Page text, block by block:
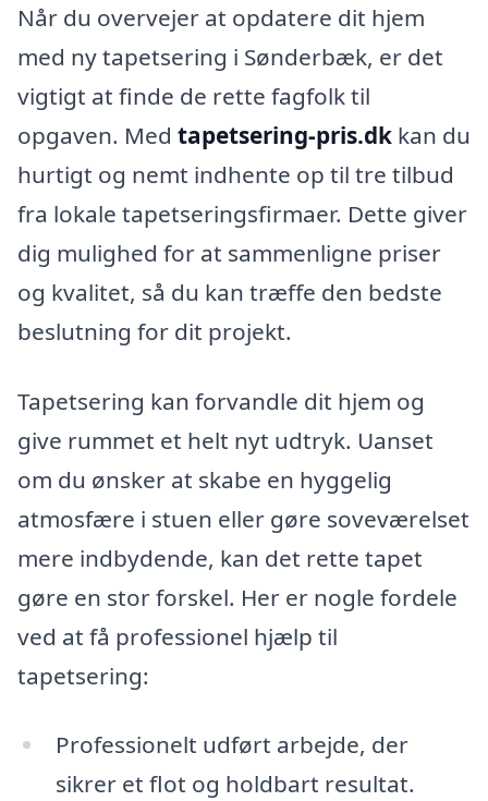
Når du overvejer at opdatere dit hjem
med ny tapetsering i Sønderbæk, er det
vigtigt at finde de rette fagfolk til
opgaven. Med tapetsering-pris.dk kan du
hurtigt og nemt indhente op til tre tilbud
fra lokale tapetseringsfirmaer. Dette giver
dig mulighed for at sammenligne priser
og kvalitet, så du kan træffe den bedste
beslutning for dit projekt.
Tapetsering kan forvandle dit hjem og
give rummet et helt nyt udtryk. Uanset
om du ønsker at skabe en hyggelig
atmosfære i stuen eller gøre soveværelset
mere indbydende, kan det rette tapet
gøre en stor forskel. Her er nogle fordele
ved at få professionel hjælp til
tapetsering:
Professionelt udført arbejde, der
sikrer et flot og holdbart resultat.